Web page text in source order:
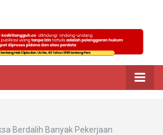
Berdalih Banyak Pekerjaan